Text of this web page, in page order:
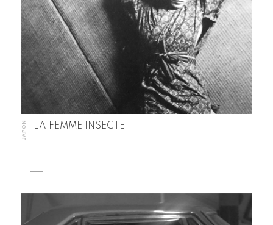
JAPON LA FEMME INSECTE